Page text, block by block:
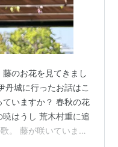
−篠山口駅の区間につ
る。
のお花を見てきまし
丹城に行ったお話はこ
いますか？ 春秋の花
はうし 荒木村重に追
。 藤が咲いています